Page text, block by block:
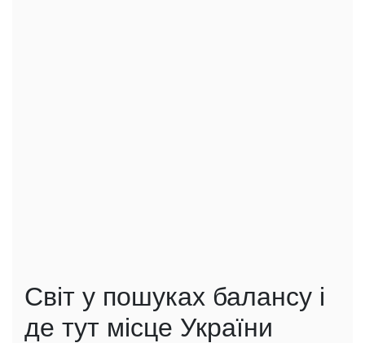
Світ у пошуках балансу і
де тут місце України